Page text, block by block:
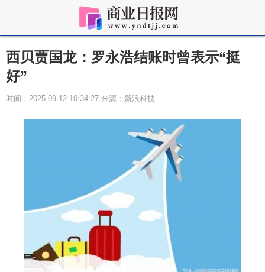
西贝贾国龙：罗永浩结账时曾表示“挺
好”
时间：2025-09-12 10:34:27 来源：新浪科技